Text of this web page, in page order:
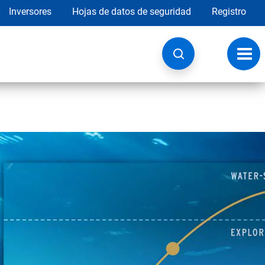
Inversores Hojas de datos de seguridad Registro
de